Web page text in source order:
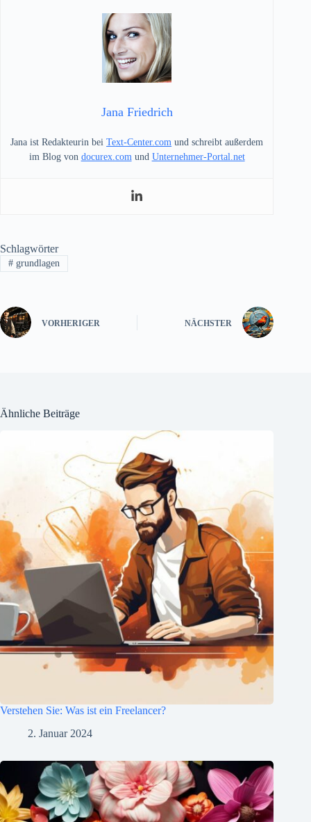
Jana Friedrich
Jana ist Redakteurin beiText-Center.com und schreibt außerdem
im Blog von docurex.com und Unternehmer-Portal.net
Schlagwörter
#grundlagen
VORHERIGER NÄCHSTER
Ähnliche Beiträge
Verstehen Sie: Was ist ein Freelancer?
2. Januar 2024